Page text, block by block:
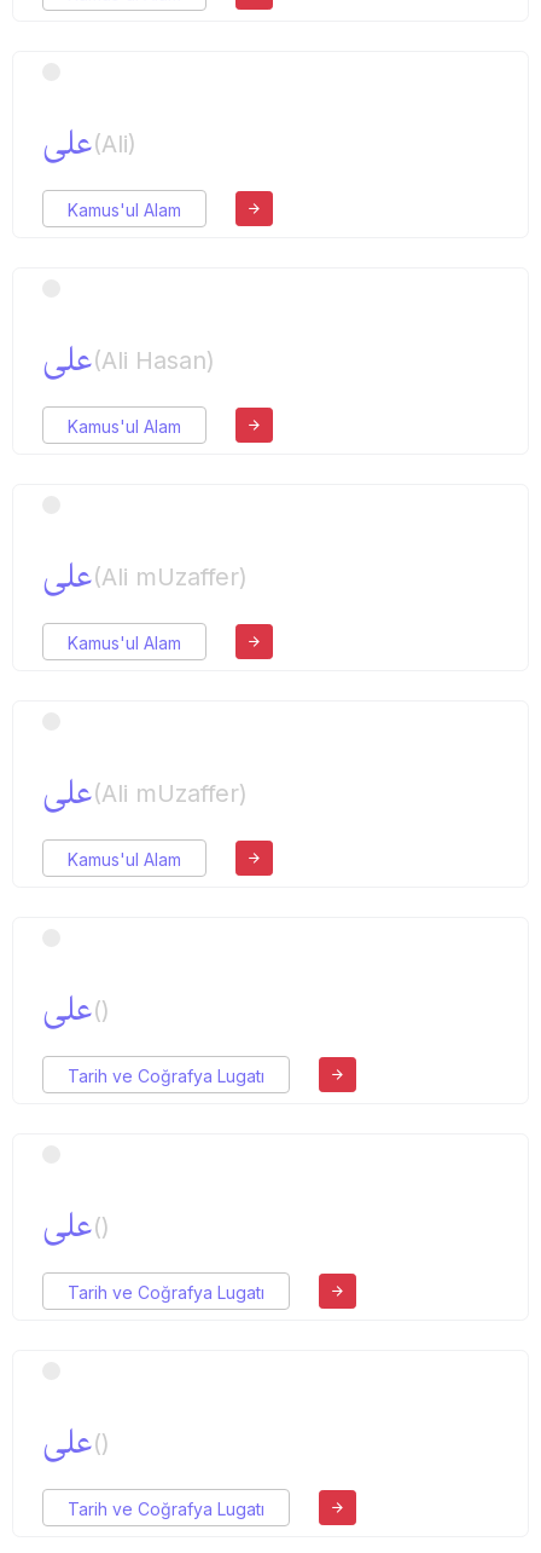
علی(Ali)
Kamus'ul Alam
علی(Ali Hasan)
Kamus'ul Alam
علی(Ali mUzaffer)
Kamus'ul Alam
علی(Ali mUzaffer)
Kamus'ul Alam
علی()
Tarih ve Coğrafya Lugatı
علی()
Tarih ve Coğrafya Lugatı
علی()
Tarih ve Coğrafya Lugatı